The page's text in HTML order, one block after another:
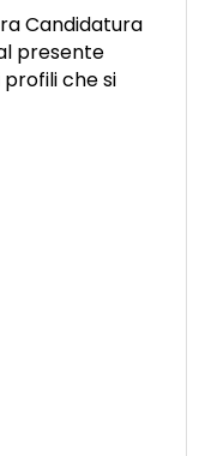
Candidatura
presente
che si